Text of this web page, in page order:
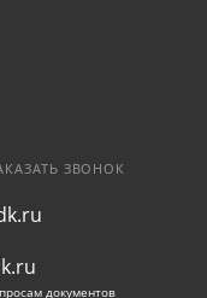
ЗВОНОК
документов